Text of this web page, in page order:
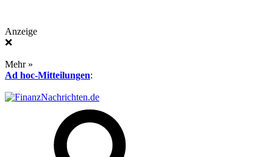
Anzeige
❌
Mehr »
Ad hoc-Mitteilungen: